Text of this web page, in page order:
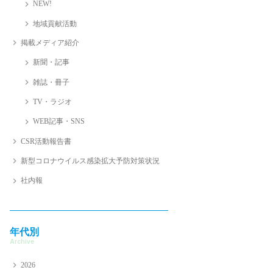
NEW!
地域貢献活動
掲載メディア紹介
新聞・記事
雑誌・冊子
TV・ラジオ
WEB記事・SNS
CSR活動報告書
新型コロナウイルス感染拡大予防対策状況
社内報
年代別
Archive
2026